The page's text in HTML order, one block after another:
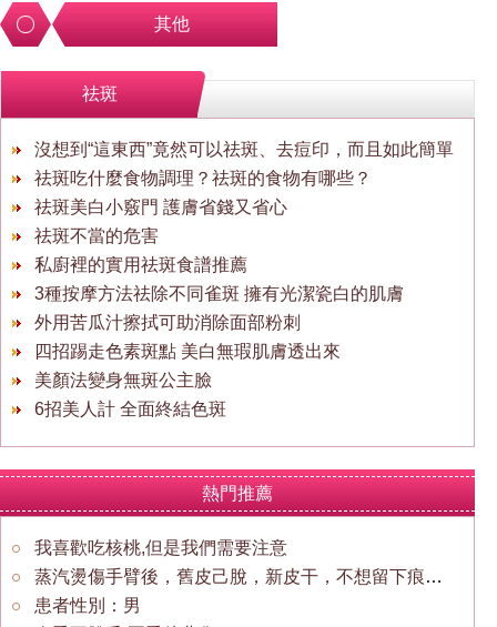
其他
祛斑
沒想到“這東西”竟然可以祛斑、去痘印，而且如此簡單
祛斑吃什麼食物調理？祛斑的食物有哪些？
祛斑美白小竅門 護膚省錢又省心
祛斑不當的危害
私廚裡的實用祛斑食譜推薦
3種按摩方法祛除不同雀斑 擁有光潔瓷白的肌膚
外用苦瓜汁擦拭可助消除面部粉刺
四招踢走色素斑點 美白無瑕肌膚透出來
美顏法變身無斑公主臉
6招美人計 全面終結色斑
熱門推薦
我喜歡吃核桃,但是我們需要注意
蒸汽燙傷手臂後，舊皮己脫，新皮干，不想留下痕跡怎麼
患者性別：男